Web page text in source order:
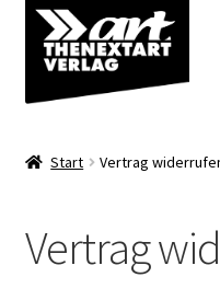
Zur
Navigation
springen
Zum
Inhalt
springen
Über uns
Start Vertrag
Vertrag